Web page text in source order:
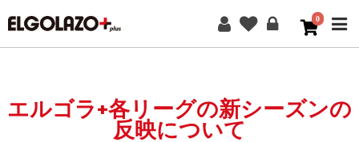
0
エルゴラ+各リーグの新シーズンの
反映について